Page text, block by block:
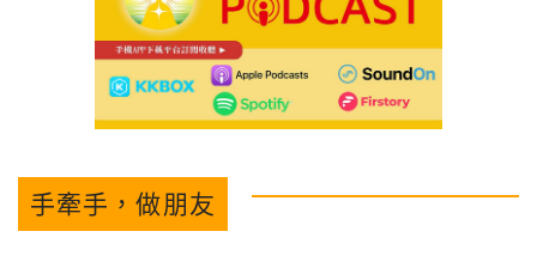
手牽手，做朋友